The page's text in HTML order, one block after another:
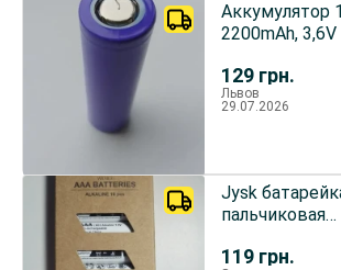
129 грн.
Аккумулятор
2200mAh, 3,6V
Львов
29.07.2026
119 грн.
Jysk
пальчиковая
штук